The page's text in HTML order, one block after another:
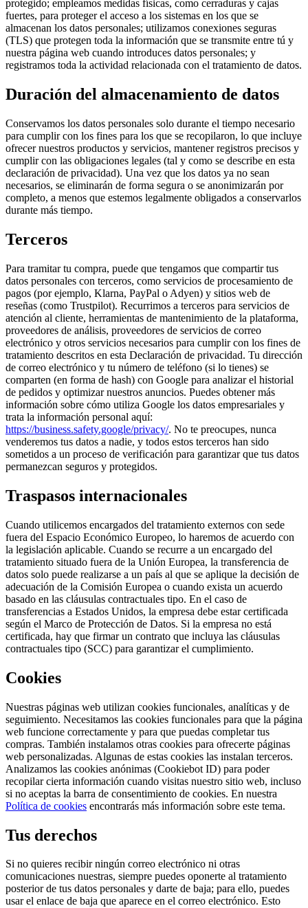
protegido; empleamos medidas físicas, como cerraduras y cajas
fuertes, para proteger el acceso a los sistemas en los que se
almacenan los datos personales; utilizamos conexiones seguras
(TLS) que protegen toda la información que se transmite entre tú y
nuestra página web cuando introduces datos personales; y
registramos toda la actividad relacionada con el tratamiento de datos.
Duración del almacenamiento de datos
Conservamos los datos personales solo durante el tiempo necesario
para cumplir con los fines para los que se recopilaron, lo que incluye
ofrecer nuestros productos y servicios, mantener registros precisos y
cumplir con las obligaciones legales (tal y como se describe en esta
declaración de privacidad). Una vez que los datos ya no sean
necesarios, se eliminarán de forma segura o se anonimizarán por
completo, a menos que estemos legalmente obligados a conservarlos
durante más tiempo.
Terceros
Para tramitar tu compra, puede que tengamos que compartir tus
datos personales con terceros, como servicios de procesamiento de
pagos (por ejemplo, Klarna, PayPal o Adyen) y sitios web de
reseñas (como Trustpilot). Recurrimos a terceros para servicios de
atención al cliente, herramientas de mantenimiento de la plataforma,
proveedores de análisis, proveedores de servicios de correo
electrónico y otros servicios necesarios para cumplir con los fines de
tratamiento descritos en esta Declaración de privacidad. Tu dirección
de correo electrónico y tu número de teléfono (si lo tienes) se
comparten (en forma de hash) con Google para analizar el historial
de pedidos y optimizar nuestros anuncios. Puedes obtener más
información sobre cómo utiliza Google los datos empresariales y
trata la información personal aquí:
https://business.safety.google/privacy/. No te preocupes, nunca
venderemos tus datos a nadie, y todos estos terceros han sido
sometidos a un proceso de verificación para garantizar que tus datos
permanezcan seguros y protegidos.
Traspasos internacionales
Cuando utilicemos encargados del tratamiento externos con sede
fuera del Espacio Económico Europeo, lo haremos de acuerdo con
la legislación aplicable. Cuando se recurre a un encargado del
tratamiento situado fuera de la Unión Europea, la transferencia de
datos solo puede realizarse a un país al que se aplique la decisión de
adecuación de la Comisión Europea o cuando exista un acuerdo
basado en las cláusulas contractuales tipo. En el caso de
transferencias a Estados Unidos, la empresa debe estar certificada
según el Marco de Protección de Datos. Si la empresa no está
certificada, hay que firmar un contrato que incluya las cláusulas
contractuales tipo (SCC) para garantizar el cumplimiento.
Cookies
Nuestras páginas web utilizan cookies funcionales, analíticas y de
seguimiento. Necesitamos las cookies funcionales para que la página
web funcione correctamente y para que puedas completar tus
compras. También instalamos otras cookies para ofrecerte páginas
web personalizadas. Algunas de estas cookies las instalan terceros.
Analizamos las cookies anónimas (Cookiebot ID) para poder
recopilar cierta información cuando visitas nuestro sitio web, incluso
si no aceptas la barra de consentimiento de cookies. En nuestra
Política de cookies encontrarás más información sobre este tema.
Tus derechos
Si no quieres recibir ningún correo electrónico ni otras
comunicaciones nuestras, siempre puedes oponerte al tratamiento
posterior de tus datos personales y darte de baja; para ello, puedes
usar el enlace de baja que aparece en el correo electrónico. Esto